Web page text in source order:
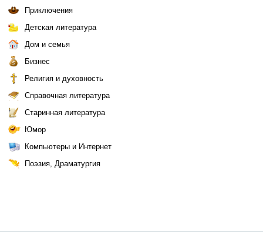
Приключения
Детская литература
Дом и семья
Бизнес
Религия и духовность
Справочная литература
Старинная литература
Юмор
Компьютеры и Интернет
Поэзия, Драматургия